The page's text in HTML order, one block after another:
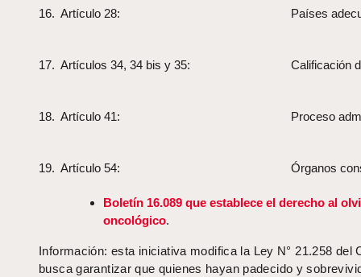
16. Artículo 28: Países
17. Artículos 34, 34 bis y 35: Calificación
18. Artículo 41: Proceso
19. Artículo 54: Órganos
Boletín 16.089 que establece el derecho al
oncológico.
Información: esta iniciativa modifica la Ley N° 21.258 del
busca garantizar que quienes hayan padecido y